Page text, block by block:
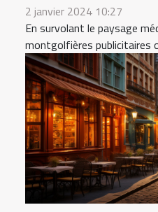
2 janvier 2024 10:27
En survolant le paysage
montgolfières publicitaires